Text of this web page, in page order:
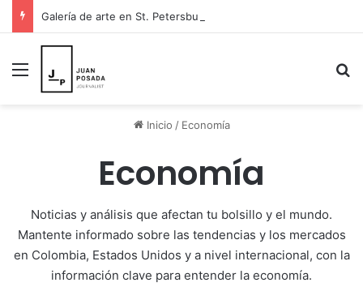
Menú
Inicio / Economía
Economía
Noticias y análisis que afectan tu bolsillo y el mundo.
Mantente informado sobre las tendencias y los mercados
en Colombia, Estados Unidos y a nivel internacional, con la
información clave para entender la economía.